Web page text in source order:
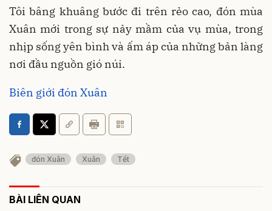
Tôi bâng khuâng bước đi trên rẻo cao, đón mùa
Xuân mới trong sự nảy mầm của vụ mùa, trong
nhịp sống yên bình và ấm áp của những bản làng
nơi đầu nguồn gió núi.
Biên giới đón Xuân
đón Xuân Xuân Tết
BÀI LIÊN QUAN